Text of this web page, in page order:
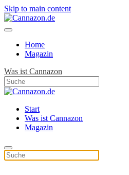
Skip to main content
Home
Magazin
Was ist Cannazon
Start
Was ist Cannazon
Magazin